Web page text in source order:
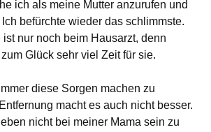
ich als meine Mutter anzurufen und
befürchte wieder das schlimmste.
nur noch beim Hausarzt, denn
Glück sehr viel Zeit für sie.
diese Sorgen machen zu
macht es auch nicht besser.
nicht bei meiner Mama sein zu